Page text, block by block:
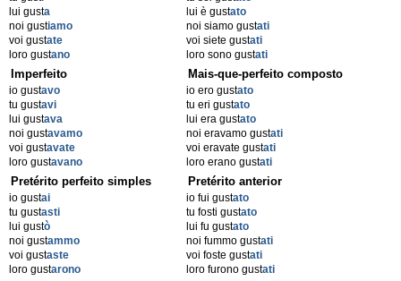
lui gusta
noi gustiamo
voi gustate
loro gustano
lui è gustato
noi siamo gustati
voi siete gustati
loro sono gustati
Imperfeito
io gustavo
tu gustavi
lui gustava
noi gustavamo
voi gustavate
loro gustavano
Mais-que-perfeito composto
io ero gustato
tu eri gustato
lui era gustato
noi eravamo gustati
voi eravate gustati
loro erano gustati
Pretérito perfeito simples
io gustai
tu gustasti
lui gustò
noi gustammo
voi gustaste
loro gustarono
Pretérito anterior
io fui gustato
tu fosti gustato
lui fu gustato
noi fummo gustati
voi foste gustati
loro furono gustati